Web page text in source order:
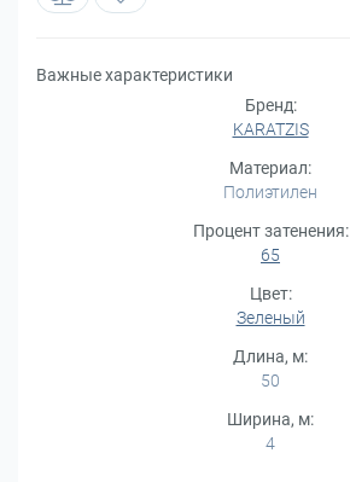
Важные характеристики
Бренд:
KARATZIS
Материал:
Полиэтилен
Процент затенения:
65
Цвет:
Зеленый
Длина, м:
50
Ширина, м:
4